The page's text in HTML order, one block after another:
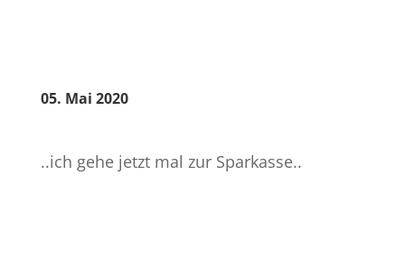
05. Mai 2020
..ich gehe jetzt mal zur Sparkasse..